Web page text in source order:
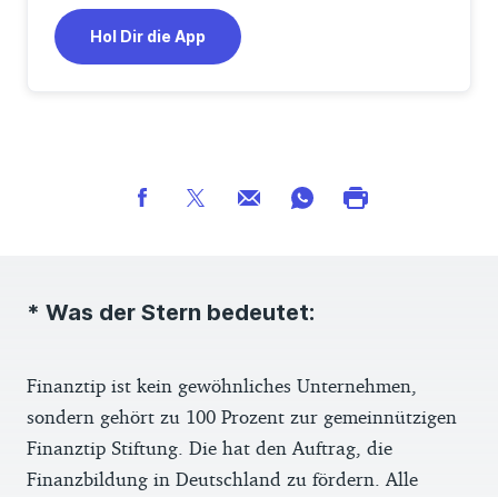
Hol Dir die App
* Was der Stern bedeutet:
Finanztip ist kein gewöhnliches Unternehmen,
sondern gehört zu 100 Prozent zur gemeinnützigen
Finanztip Stiftung. Die hat den Auftrag, die
Finanzbildung in Deutschland zu fördern. Alle